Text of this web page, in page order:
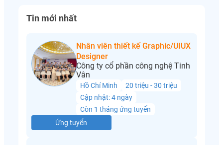
Tin mới nhất
Nhân viên thiết kế Graphic/UIUX
Designer
Công ty cổ phần công nghệ Tinh
Vân
Hồ Chí Minh
20 triệu - 30 triệu
Cập nhật: 4 ngày
Còn 1 tháng ứng tuyển
Ứng tuyển